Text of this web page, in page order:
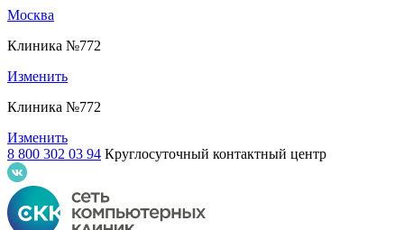
Москва
Клиника №772
Изменить
Клиника №772
Изменить
8 800 302 03 94 Круглосуточный контактный центр